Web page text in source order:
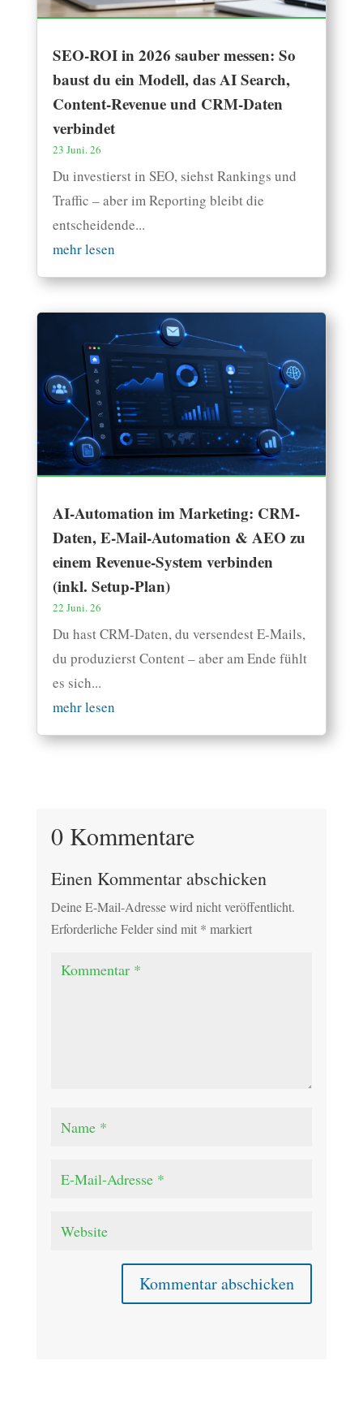
SEO-ROI in 2026 sauber messen: So
baust du ein Modell, das AI Search,
Content-Revenue und CRM-Daten
verbindet
23 Juni. 26
Du investierst in SEO, siehst Rankings und
Traffic – aber im Reporting bleibt die
entscheidende...
mehr lesen
AI-Automation im Marketing: CRM-
Daten, E-Mail-Automation & AEO zu
einem Revenue-System verbinden
(inkl. Setup-Plan)
22 Juni. 26
Du hast CRM-Daten, du versendest E-Mails,
du produzierst Content – aber am Ende fühlt
es sich...
mehr lesen
0 Kommentare
Einen Kommentar abschicken
Deine E-Mail-Adresse wird nicht veröffentlicht.
Erforderliche Felder sind mit * markiert
Kommentar abschicken